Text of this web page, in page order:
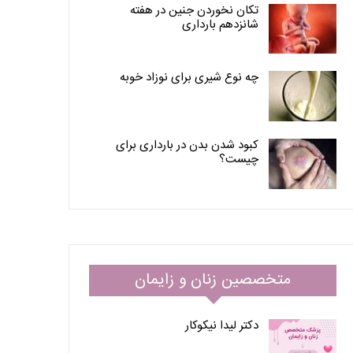
تکان نخوردن جنین در هفته
شانزدهم بارداری
چه نوع شیری برای نوزاد خوبه
کبود شدن بدن در بارداری برای
چیست؟
متخصصین زنان و زایمان
دکتر لیدا نیکوکار